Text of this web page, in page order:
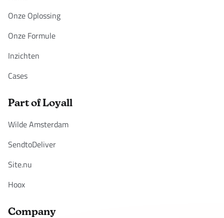
Onze Oplossing
Onze Formule
Inzichten
Cases
Part of Loyall
Wilde Amsterdam
SendtoDeliver
Site.nu
Hoox
Company